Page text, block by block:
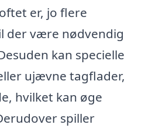
er, jo flere
der være nødvendig
kan specielle
ujævne tagflader,
hvilket kan øge
spiller